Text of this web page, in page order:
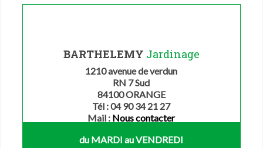
BARTHELEMY Jardinage
1210 avenue de verdun
RN 7 Sud
84100 ORANGE
Tél : 04 90 34 21 27
Mail : Nous contacter
du MARDI au VENDREDI